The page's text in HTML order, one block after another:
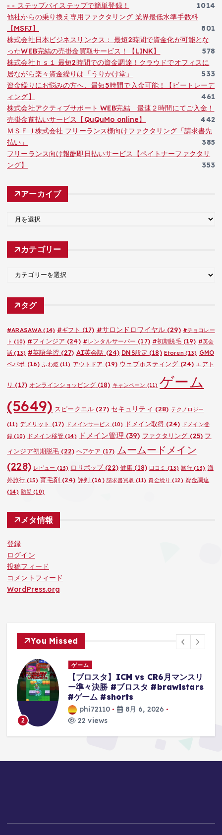
- - ステップバイステップで簡単登録！
1014
他社からの乗り換え専用ファクタリング 業界最低水準手数料
【MSFJ】
801
株式会社日本ビジネスリンクス： 最短2時間で資金化が可能とな
ったWEB完結の売掛金買取サービス！【LINK】
578
株式会社ｈｓ１ 最短2時間での資金調達！クラウドでオフィスに
居ながら楽々資金繰りは「うりかけ堂」
533
資金繰りにお悩みの方へ、最短5時間で入金可能！【ビートレーデ
ィング】
461
株式会社アクティブサポート WEB完結 最速２時間にてご入金！
売掛金前払いサービス【QuQuMo online】
442
ＭＳＦＪ株式会社 フリーランス様向けファクタリング「請求書先
払い」
385
フリーランス向け報酬即日払いサービス【ペイトナーファクタリ
ング】
353
アーカイブ
カ
カテゴリー
ゴ
タグ
#ARASAWA (14) #ギフト (17) #サロンドロワイヤル(29) #チョコレー
ト (10) #フィンジア (24) #レンタルサーバー (17) #初期脱毛(19) #英会
話 (13) #英語学習 (27) AI英会話 (24) DNS設定 (18) Etoren(13) GMO
ペパボ (16) ふわ姫(11) アウトドア (19) ウェブホスティング (24) エアト
リ (17) オンラインショッピング(18) キャンペーン (11) ゲーム
(5649) スピークエル(27) セキュリティ (28) テクノロジー
(11) デメリット (17) ドメインサービス (10) ドメイン取得 (24) ドメイン登
録 (10) ドメイン移管(14) ドメイン管理 (39) ファクタリング (25) フ
ィンジア初期脱毛 (22) ヘアケア (17) ムームードメイン
(228) レビュー (13) ロリポップ(22) 健康 (18) 口コミ (13) 旅行(13) 海
外旅行 (15) 育毛剤(24) 評判 (16) 請求書買取 (11) 資金繰り (12) 資金調達
(14) 防災 (10)
メタ情報
登録
ログイン
投稿フィード
コメントフィード
WordPress.org
You Missed
ゲーム
【クレーンゲーム】超デカ箱
Grandistaのティーチは落とせる‼︎他
にもモンキーDルフィーやキルア・ナ
ルトもやってくぞ 【ワンピース】
【黒ひげ】【クレゲ】 【クレーンゲ
ーム倉庫熊谷店】
phi72110
8月 6, 2026